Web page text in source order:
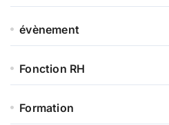
évènement
Fonction RH
Formation